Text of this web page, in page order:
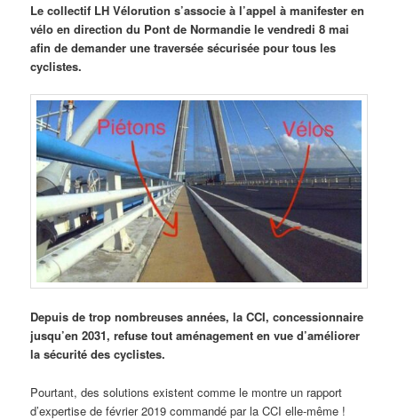
Le collectif LH Vélorution s’associe à l’appel à manifester en
vélo en direction du Pont de Normandie le vendredi 8 mai
afin de demander une traversée sécurisée pour tous les
cyclistes.
Depuis de trop nombreuses années, la CCI, concessionnaire
jusqu’en 2031, refuse tout aménagement en vue d’améliorer
la sécurité des cyclistes.
Pourtant, des solutions existent comme le montre un rapport
d’expertise de février 2019 commandé par la CCI elle-même !